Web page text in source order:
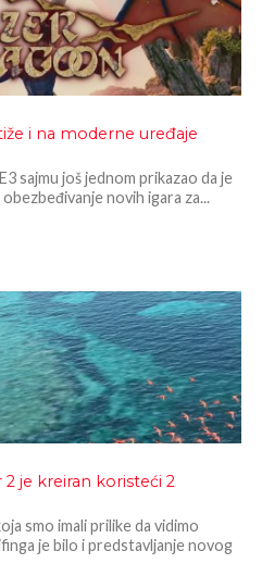
i na moderne uređaje
sajmu još jednom prikazao da je
novih igara za...
je kreiran koristeći 2
smo imali prilike da vidimo
je bilo i predstavljanje novog